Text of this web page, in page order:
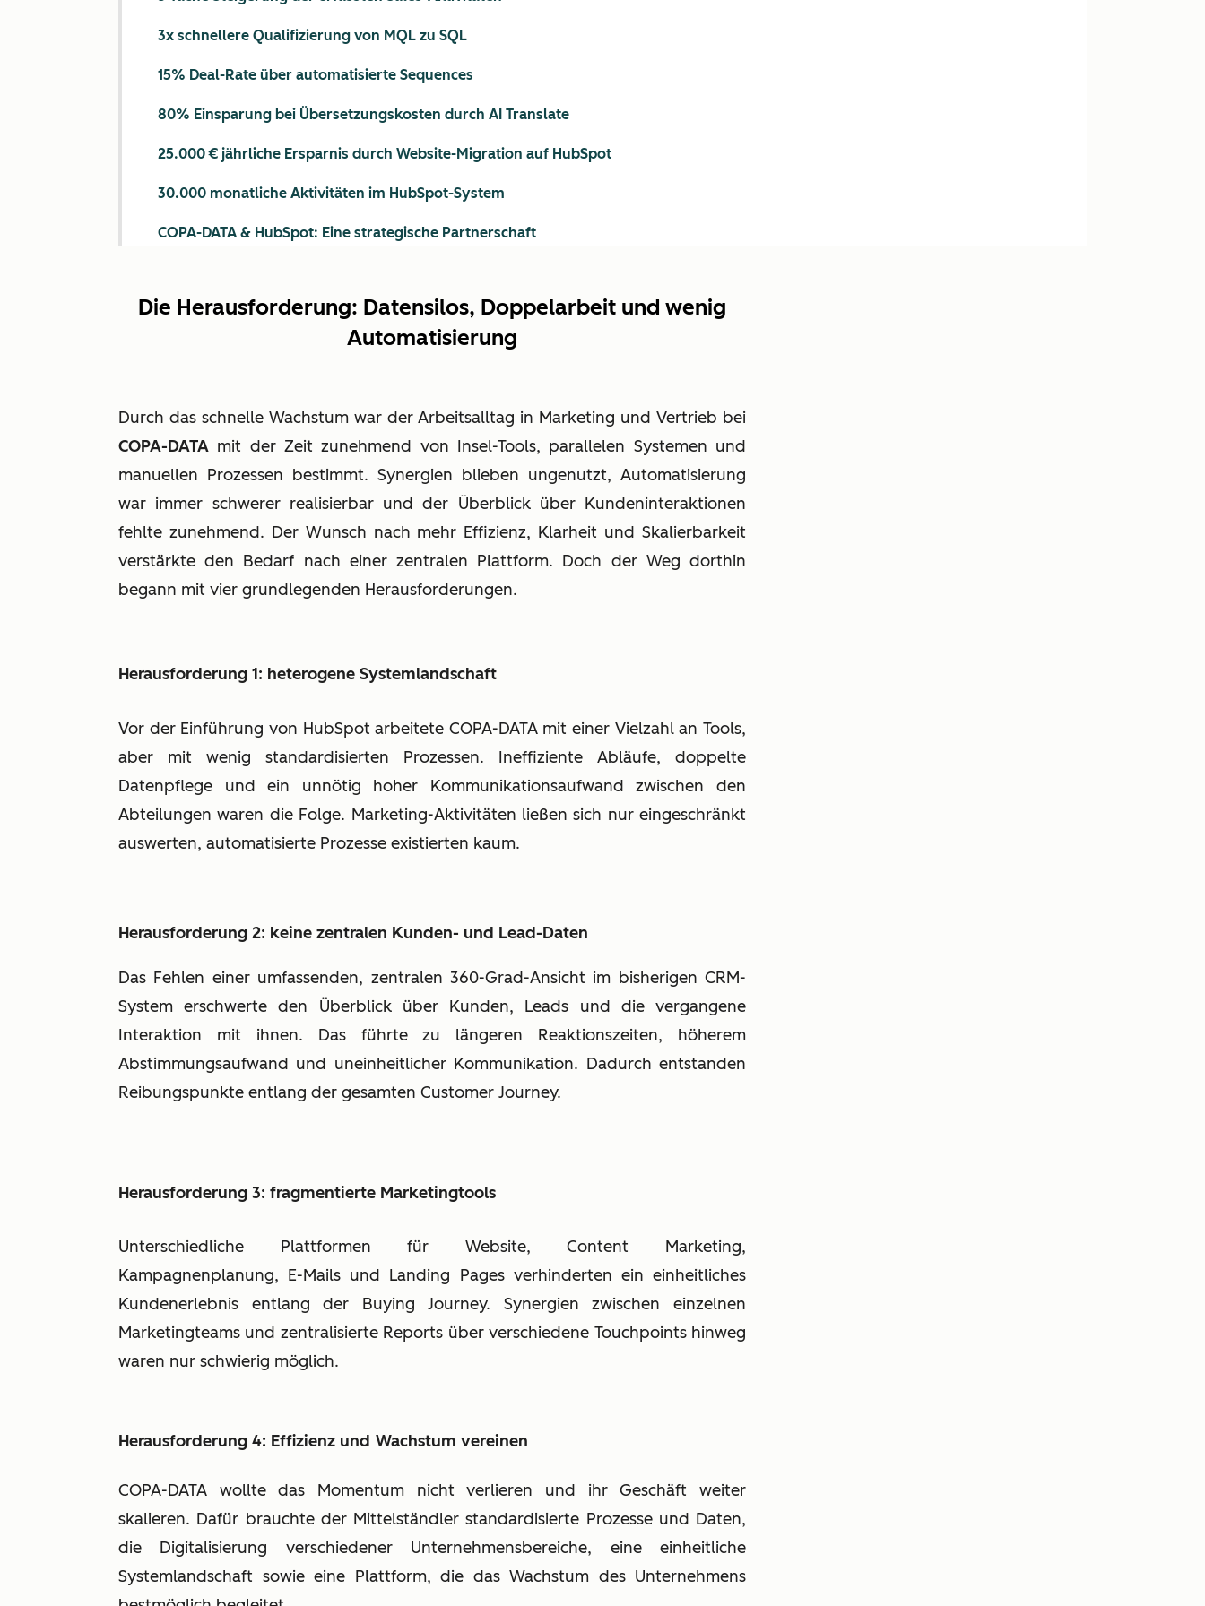
Die Herausforderung: Datensilos, Doppelarbeit und wenig
Automatisierung
Durch das schnelle Wachstum war der Arbeitsalltag in Marketing und Vertrieb bei
COPA-DATA mit der Zeit zunehmend von Insel-Tools, parallelen Systemen und
manuellen Prozessen bestimmt. Synergien blieben ungenutzt, Automatisierung
war immer schwerer realisierbar und der Überblick über Kundeninteraktionen
fehlte zunehmend. Der Wunsch nach mehr Effizienz, Klarheit und Skalierbarkeit
verstärkte den Bedarf nach einer zentralen Plattform. Doch der Weg dorthin
begann mit vier grundlegenden Herausforderungen.
Herausforderung 1: heterogene Systemlandschaft
Vor der Einführung von HubSpot arbeitete COPA-DATA mit einer Vielzahl an Tools,
aber mit wenig standardisierten Prozessen. Ineffiziente Abläufe, doppelte
Datenpflege und ein unnötig hoher Kommunikationsaufwand zwischen den
Abteilungen waren die Folge. Marketing-Aktivitäten ließen sich nur eingeschränkt
auswerten, automatisierte Prozesse existierten kaum.
Herausforderung 2: keine zentralen Kunden- und Lead-Daten
Das Fehlen einer umfassenden, zentralen 360-Grad-Ansicht im bisherigen CRM-
System erschwerte den Überblick über Kunden, Leads und die vergangene
Interaktion mit ihnen. Das führte zu längeren Reaktionszeiten, höherem
Abstimmungsaufwand und uneinheitlicher Kommunikation. Dadurch entstanden
Reibungspunkte entlang der gesamten Customer Journey.
Herausforderung 3: fragmentierte Marketingtools
Unterschiedliche Plattformen für Website, Content Marketing,
Kampagnenplanung, E-Mails und Landing Pages verhinderten ein einheitliches
Kundenerlebnis entlang der Buying Journey. Synergien zwischen einzelnen
Marketingteams und zentralisierte Reports über verschiedene Touchpoints hinweg
waren nur schwierig möglich.
Herausforderung 4: Effizienz und Wachstum vereinen
COPA-DATA wollte das Momentum nicht verlieren und ihr Geschäft weiter
skalieren. Dafür brauchte der Mittelständler standardisierte Prozesse und Daten,
die Digitalisierung verschiedener Unternehmensbereiche, eine einheitliche
Systemlandschaft sowie eine Plattform, die das Wachstum des Unternehmens
3x schnellere Qualifizierung von MQL zu SQL
15% Deal-Rate über automatisierte Sequences
80% Einsparung bei Übersetzungskosten durch AI Translate
25.000 € jährliche Ersparnis durch Website-Migration auf HubSpot
30.000 monatliche Aktivitäten im HubSpot-System
COPA-DATA & HubSpot: Eine strategische Partnerschaft